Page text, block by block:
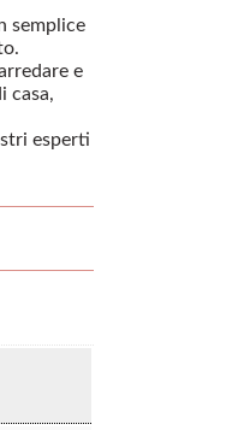
semplice
e
casa,
esperti